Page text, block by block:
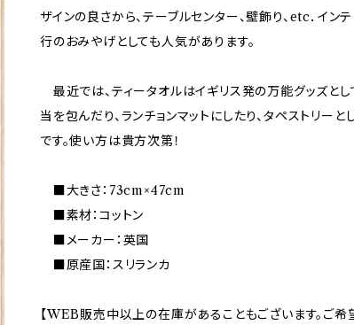
ザインの良さから、テーブルセンター、壁飾り、etc．イン
行のおみやげとしても人気があります。
最近では、ティータオルはイギリス発の万能グッズと
当を包んだり、ランチョンマットにしたり、タペストリー
です。使い方は貴方次第！
■大きさ：73cm×47cm
■素材：コットン
■メーカー：英国
■原産国：スリランカ
【WEB販売中以上の在庫があることもございます。ご